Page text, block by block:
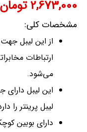
2,673,000تومان
مشخصات کلی:
از این لیبل
ارتباطات
می‌شود.
لیبل پرینتر را
دارای بوبین